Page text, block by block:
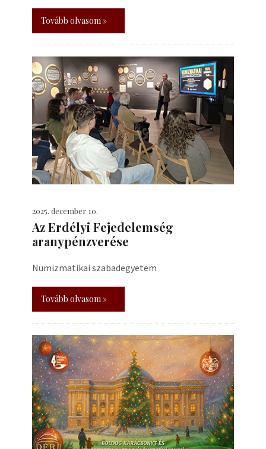
Tovább olvasom »
2025. december 10.
Az Erdélyi Fejedelemség
aranypénzverése
Numizmatikai szabadegyetem
Tovább olvasom »